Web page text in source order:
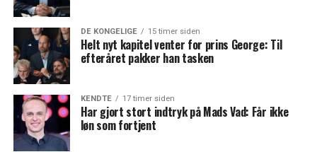
DE KONGELIGE 15 timer siden
Helt nyt kapitel venter for prins George: Til
efteråret pakker han tasken
KENDTE 17 timer siden
Har gjort stort indtryk på Mads Vad: Får ikke
løn som fortjent